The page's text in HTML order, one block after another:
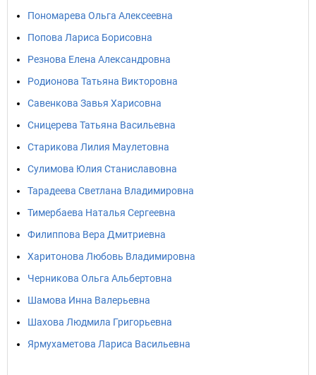
Пономарева Ольга Алексеевна
Попова Лариса Борисовна
Резнова Елена Александровна
Родионова Татьяна Викторовна
Савенкова Завья Харисовна
Сницерева Татьяна Васильевна
Старикова Лилия Маулетовна
Сулимова Юлия Станиславовна
Тарадеева Светлана Владимировна
Тимербаева Наталья Сергеевна
Филиппова Вера Дмитриевна
Харитонова Любовь Владимировна
Черникова Ольга Альбертовна
Шамова Инна Валерьевна
Шахова Людмила Григорьевна
Ярмухаметова Лариса Васильевна